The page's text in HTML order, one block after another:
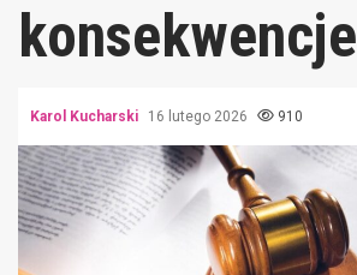
konsekwencje
Karol Kucharski 16 lutego 2026 910